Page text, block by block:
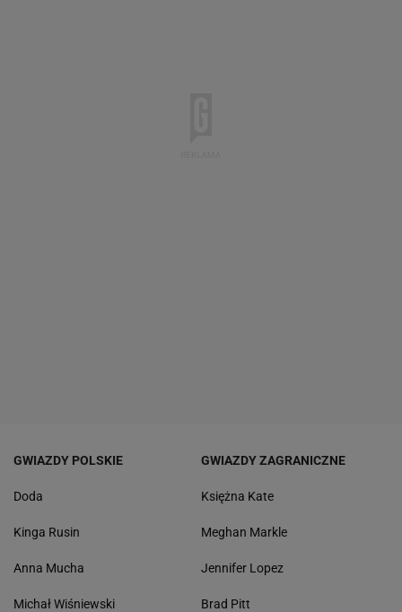
GWIAZDY POLSKIE
Doda
Kinga Rusin
Anna Mucha
Michał Wiśniewski
GWIAZDY ZAGRANICZNE
Księżna Kate
Meghan Markle
Jennifer Lopez
Brad Pitt